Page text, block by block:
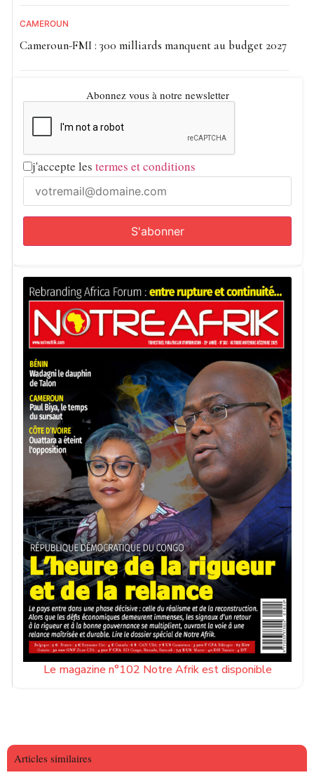
CAMEROUN
Cameroun-FMI : 300 milliards manquent au budget 2027
Abonnez vous à notre newsletter
j'accepte les termes et conditions
Le magazine n°102 Notre Afrik est disponible
Articles similaires